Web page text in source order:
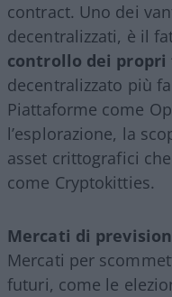
contract. Uno dei
decentralizzati, è il
controllo dei propri
decentralizzato più
Piattaforme come
l’esplorazione, la
asset crittografici
come Cryptokitties.
Mercati di
Mercati per
futuri, come le